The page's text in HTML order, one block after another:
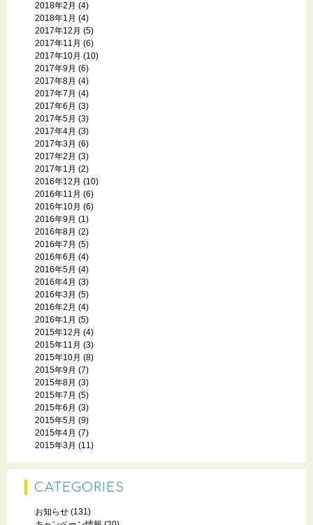
2018年2月 (4)
2018年1月 (4)
2017年12月 (5)
2017年11月 (6)
2017年10月 (10)
2017年9月 (6)
2017年8月 (4)
2017年7月 (4)
2017年6月 (3)
2017年5月 (3)
2017年4月 (3)
2017年3月 (6)
2017年2月 (3)
2017年1月 (2)
2016年12月 (10)
2016年11月 (6)
2016年10月 (6)
2016年9月 (1)
2016年8月 (2)
2016年7月 (5)
2016年6月 (4)
2016年5月 (4)
2016年4月 (3)
2016年3月 (5)
2016年2月 (4)
2016年1月 (5)
2015年12月 (4)
2015年11月 (3)
2015年10月 (8)
2015年9月 (7)
2015年8月 (3)
2015年7月 (5)
2015年6月 (3)
2015年5月 (9)
2015年4月 (7)
2015年3月 (11)
CATEGORIES
お知らせ (131)